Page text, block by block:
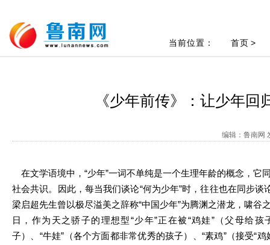
当前位置： 首页 >
《少年前传》：让少年回
编辑：鲁南网
在文学语境中，“少年”一词不单纯是一个生理年龄的概念，它
社会共识。因此，每当我们谈论“何为少年”时，往往也在同步谈
梁启超先生曾以极尽溢美之辞称“中国少年”为腾渊之潜龙，啸谷
日，作为天之骄子的理想型“少年”正在被“鸡娃”（父母给孩
子）、“牛娃”（各个方面都非常优秀的孩子）、“素鸡”（接受“